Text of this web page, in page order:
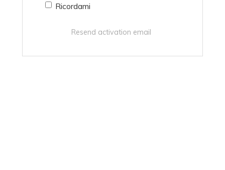
Ricordami
Resend activation email